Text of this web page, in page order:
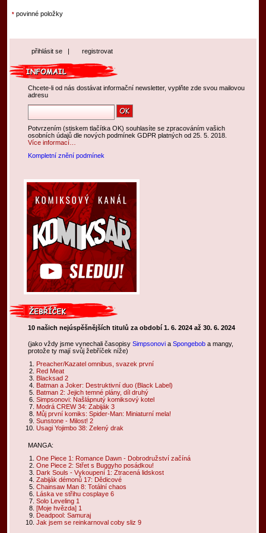
* povinné položky
přihlásit se | registrovat
Chcete-li od nás dostávat informační newsletter, vyplňte zde svou mailovou
adresu
Potvrzením (stiskem tlačítka OK) souhlasíte se zpracováním vašich
osobních údajů dle nových podmínek GDPR platných od 25. 5. 2018.
Více informací…
Kompletní znění podmínek
10 našich nejúspěšnějších titulů za období 1. 6. 2024 až 30. 6. 2024
(jako vždy jsme vynechali časopisySimpsonovi aSpongebob a mangy,
protože ty mají svůj žebříček níže)
Preacher/Kazatel omnibus, svazek první
Red Meat
Blacksad 2
Batman a Joker: Destruktivní duo (Black Label)
Batman 2: Jejich temné plány, díl druhý
Simpsonovi: Našlápnutý komiksový kotel
Modrá CREW 34: Zabiják 3
Můj první komiks: Spider-Man: Miniaturní mela!
Sunstone - Milost! 2
Usagi Yojimbo 38: Zelený drak
MANGA:
One Piece 1: Romance Dawn - Dobrodružství začíná
One Piece 2: Střet s Buggyho posádkou!
Dark Souls - Vykoupení 1: Ztracená lidskost
Zabiják démonů 17: Dědicové
Chainsaw Man 8: Totální chaos
Láska ve střihu cosplaye 6
Solo Leveling 1
[Moje hvězda] 1
Deadpool: Samuraj
Jak jsem se reinkarnoval coby sliz 9